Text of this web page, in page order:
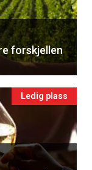
forskjellen
Ledig plass